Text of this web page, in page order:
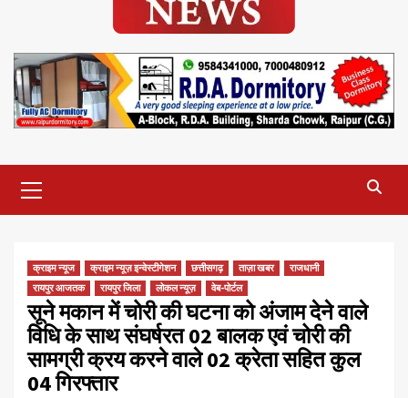
Menu
क्राइम न्यूज क्राइम न्यूज़ इन्वेस्टीगेशन छत्तीसगढ़ ताज़ा खबर
राजधानी
रायपुर आजतक
रायपुर जिला लोकल न्यूज़ वेब-पोर्टल
सूने मकान में चोरी की घटना को अंजाम देने वाले
विधि के साथ संघर्षरत 02 बालक एवं चोरी की
सामग्री क्रय करने वाले 02 क्रेता सहित कुल
04 गिरफ्तार